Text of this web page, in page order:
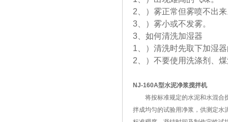
2、）雾正常但雾喷不出
3、）雾小或不发雾。
3、如何清洗加湿器
1、）清洗时先取下加湿
2、）不要使用洗涤剂、
NJ-160A型水泥净浆搅拌机
将按标准规定的水泥和水混合
拌成均匀的试验用净浆，供测定水